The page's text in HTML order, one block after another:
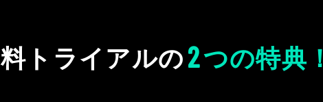
トライアルの2つの特典！